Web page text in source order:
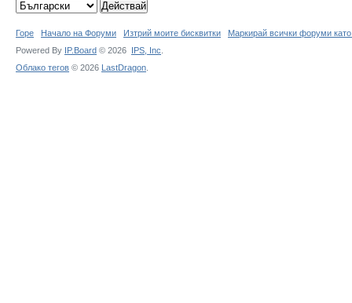
Горе Начало на Форуми Изтрий моите бисквитки
Маркирай всички форуми
Powered By IP.Board © 2026 IPS, Inc
Облако тегов © 2026 LastDragon